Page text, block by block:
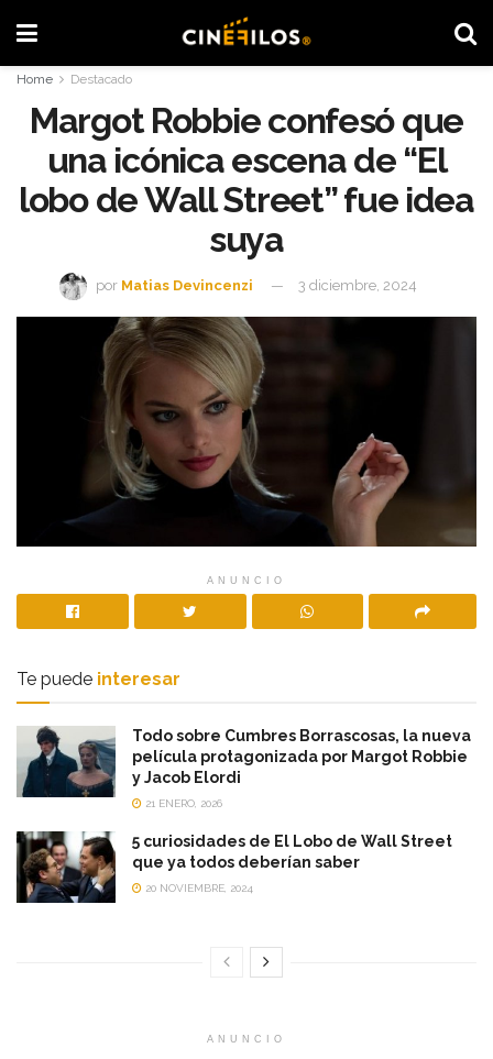
Home Destacado
Margot Robbie confesó que
una icónica escena de “El
lobo de Wall Street” fue idea
suya
por Matias Devincenzi 3 diciembre, 2024
ANUNCIO
Te puede interesar
Todo sobre Cumbres Borrascosas, la nueva
película protagonizada por Margot Robbie
y Jacob Elordi
21 ENERO, 2026
5 curiosidades de El Lobo de Wall Street
que ya todos deberían saber
20 NOVIEMBRE, 2024
ANUNCIO